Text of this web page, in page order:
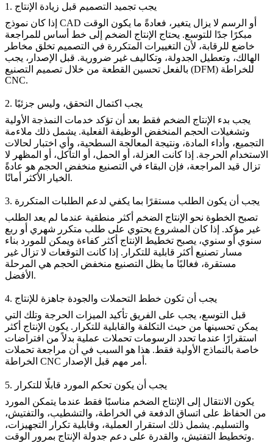
1. يجب تجميد التصميم قبل زيادة الإنتاج
إذا كان نموذج CAD أو الرسم لا يزال يتغير، فعادةً ما يكون الوقت
مبكرًا جدًا للتوسع. يحتاج الإنتاج الضخم إلى خط أساس للمراجعة
خاضع للرقابة، لأن التغييرات المتكررة في التصميم تخلق مخاطر
الهالك، وتعطيل الجدولة، وتكاليف غير ضرورية. قبل الإصدار، يجب
بالفعل تحسين القطعة من خلال تصميم التصنيع (DFM) للخراطة
CNC.
2. يجب اكتمال التحقق، وليس جزئيًا
يجب بدء الإنتاج الضخم فقط بعد أن تؤكد خدمات النمذجة الأولية
وتشغيلات الحجم المنخفض الوظيفة الفعلية. يشمل ذلك ملاءمة
التجميع، وأداء المادة، ونتيجة المعالجة السطحية، وأي اختبار لحالات
الاستخدام الحرجة. إذا كانت العزلة، أو الحمل، أو التآكل، أو المظهر لا
تزال قيد المراجعة، فإن البقاء في التصنيع منخفض الحجم هو عادةً
الخيار الأكثر أمانًا.
3. يجب أن يكون الطلب مستقرًا بما يكفي لدعم الطلبات المتكررة
تصبح الخطوة نحو الإنتاج الضخم أكثر منطقية عندما لم يعد الطلب
غير مؤكد. إذا كان المشروع يحتوي على طلب متكرر شهري أو ربع
سنوي أو سنوي، يصبح تخطيط الإنتاج أكثر كفاءة ويمكن للمورد بناء
مسار تصنيع أكثر قابلية للتكرار. إذا كانت التوقعات لا تزال غير
مستقرة، فغالبًا ما يظل التصنيع منخفض الحجم هي المرحلة
الأفضل.
4. يجب أن تكون خطط التحملات والجودة جاهزة للإنتاج
قبل التوسع، يجب على الفريق تأكيد الميزات الحرجة وتلك التي
يمكن تحسينها من حيث التكلفة والقابلية للتكرار. يكون الإنتاج أكثر
استقرارًا عندما تحدد الرسومات تحملات عملية بدلاً من افتراضات
خاصة بالنماذج الأولية فقط. هذا هو السبب في أن مراجعة تحملات
الخراطة CNC
أمر مهم قبل الإصدار.
5. يجب أن يكون تحكم المورد قابلًا للتكرار
يكون الانتقال إلى الإنتاج الضخم مناسبًا فقط عندما يتمكن المورد
من الحفاظ على اتساق الدفعة في الخراطة، والتشطيب، والتفتيش،
والتسليم. يشمل ذلك استقرار العملية، وقابلية تكرار التجهيزات،
وتخطيط التفتيش، والقدرة على دعم جدولة الإنتاج بمرور الوقت.